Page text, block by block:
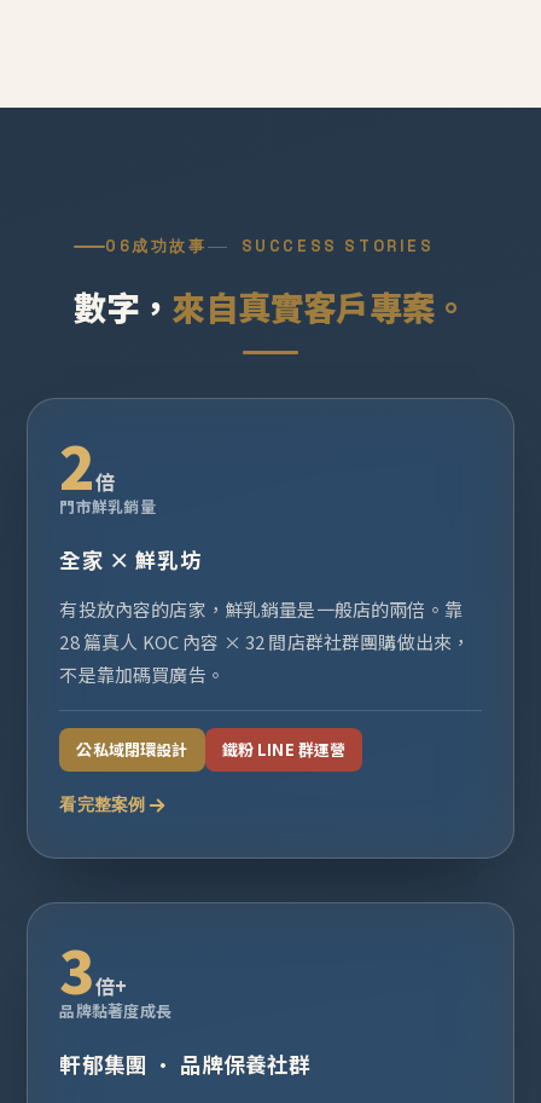
06成功故事 SUCCESS STORIES
數字， 來自真實客戶專案。
2倍
門市鮮乳銷量
全家 × 鮮乳坊
有投放內容的店家，鮮乳銷量是一般店的兩倍。靠
28 篇真人 KOC 內容 × 32 間店群社群團購做出來，
不是靠加碼買廣告。
公私域閉環設計 鐵粉 LINE 群運營
看完整案例
3倍+
品牌黏著度成長
軒郁集團 · 品牌保養社群